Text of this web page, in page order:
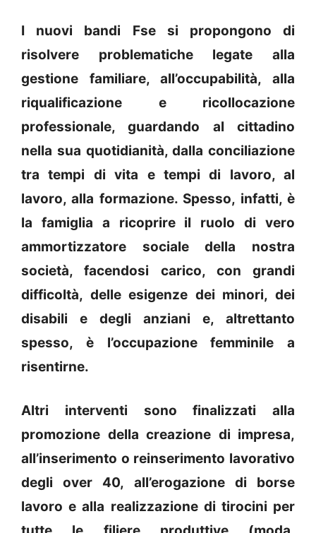
I nuovi bandi Fse si propongono di
risolvere problematiche legate alla
gestione familiare, all’occupabilità, alla
riqualificazione e ricollocazione
professionale, guardando al cittadino
nella sua quotidianità, dalla conciliazione
tra tempi di vita e tempi di lavoro, al
lavoro, alla formazione. Spesso, infatti, è
la famiglia a ricoprire il ruolo di vero
ammortizzatore sociale della nostra
società, facendosi carico, con grandi
difficoltà, delle esigenze dei minori, dei
disabili e degli anziani e, altrettanto
spesso, è l’occupazione femminile a
risentirne.
Altri interventi sono finalizzati alla
promozione della creazione di impresa,
all’inserimento o reinserimento lavorativo
degli over 40, all’erogazione di borse
lavoro e alla realizzazione di tirocini per